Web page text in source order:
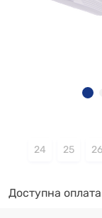
24 25 26
Доступна